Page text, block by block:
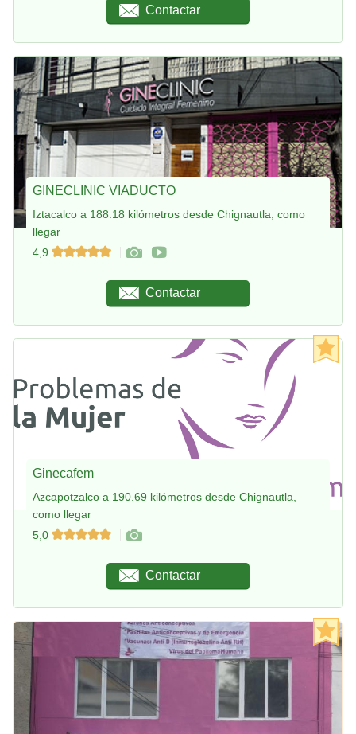
Contactar
GINECLINIC VIADUCTO
Iztacalco a 188.18 kilómetros desde Chignautla, como
llegar
4,9
Contactar
Ginecafem
Azcapotzalco a 190.69 kilómetros desde Chignautla,
como llegar
5,0
Contactar